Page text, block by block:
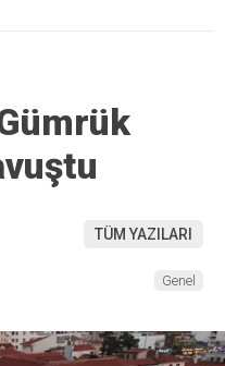
TÜM YAZILARI
Genel